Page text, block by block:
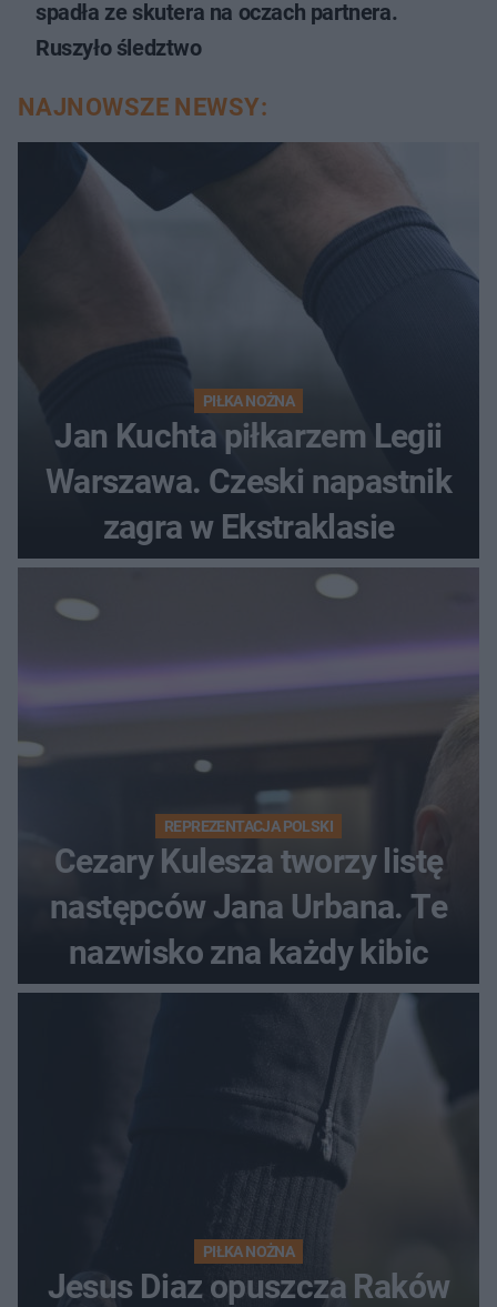
spadła ze skutera na oczach partnera.
Ruszyło śledztwo
NAJNOWSZE NEWSY:
PIŁKA NOŻNA
Jan Kuchta piłkarzem Legii
Warszawa. Czeski napastnik
zagra w Ekstraklasie
REPREZENTACJA POLSKI
Cezary Kulesza tworzy listę
następców Jana Urbana. Te
nazwisko zna każdy kibic
PIŁKA NOŻNA
Jesus Diaz opuszcza Raków